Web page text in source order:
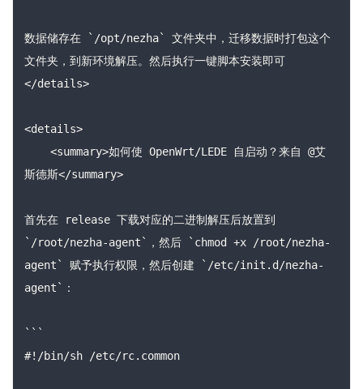
数据储存在 `/opt/nezha` 文件夹中，迁移数据时打包这个
文件夹，到新环境解压。然后执行一键脚本安装即可
</details>
<details>
    <summary>如何使 OpenWrt/LEDE 自启动？来自 @艾
斯德斯</summary>
首先在 release 下载对应的二进制解压后放置到
`/root/nezha-agent`，然后 `chmod +x /root/nezha-
agent` 赋予执行权限，然后创建 `/etc/init.d/nezha-
agent`：
```
#!/bin/sh /etc/rc.common